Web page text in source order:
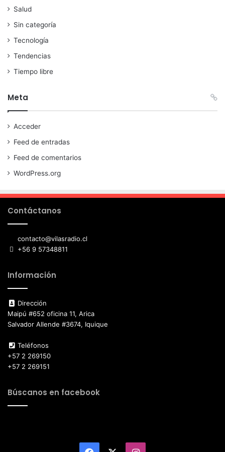
Salud
Sin categoría
Tecnología
Tendencias
Tiempo libre
Meta
Acceder
Feed de entradas
Feed de comentarios
WordPress.org
Contáctanos
contacto@vilasradio.cl
+56 9 57348811
Información
Dirección
Maipú #652 oficina 11, Arica
Salvador Allende #3674, Iquique
Teléfonos
+57 2 269150
+57 2 269151
Búscanos en facebook